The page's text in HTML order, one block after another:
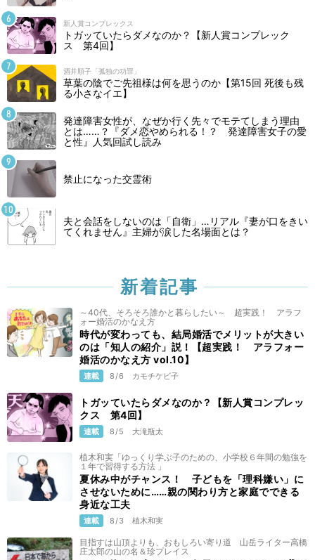
新人賞コンプレックス
トガッていたらダメなのか？【新人賞コンプレック
ス 第4回】
酒井順子「孤独の功罪」
草葉の陰でご先祖様は何を思うのか【第15回 死後も残
る小さなイエ】
発達障害女性が、なぜか行く先々でモテてしまう理由
とは……？『ダメ恋やめられる！？ 発達障害女子の愛
と性』人気回試し読み
禁止になった交霊術
夫と会話をしないのは「自衛」…リアル『妻が口をきい
てくれません』主婦が涙した名場面とは？
新着記事
～40代、そろそろ誰かと暮らしたい～ 超実践！ アラフ
ォー婚活のかなえ方
時代が変わっても、結局婚活でメリットが大きい
のは「知人の紹介」説！【超実践！ アラフォー
婚活のかなえ方 vol.10】
連載 8/6 カモチケビ子
トガッていたらダメなのか？【新人賞コンプレッ
クス 第4回】
連載 8/5 大滝瓶太
植木和実「ゆっくり学ぶ子のための、小学校６年間の勉強を
１年で習得する方法 」
夏休み中がチャンス！ 子どもを「理科嫌い」に
させないために……親の関わり方と家庭でできる
身近な工夫
連載 8/3 植木和実
目指すは山頂よりも、おもしろい寄り道 山岳ライター高橋
庄太郎の山の名＆珍プレイス